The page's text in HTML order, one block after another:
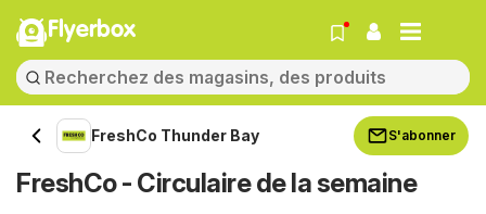
Flyerbox
FreshCo Thunder Bay S'abonner
FreshCo - Circulaire de la semaine